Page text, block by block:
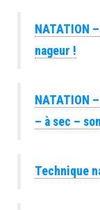
NATATION
nageur !
NATATION
– à sec –
Technique